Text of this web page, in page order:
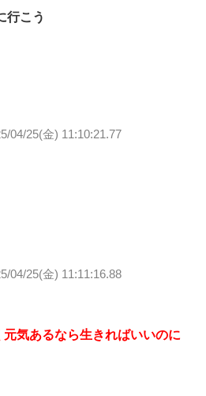
行こう
04/25(金) 11:10:21.77
04/25(金) 11:11:16.88
気あるなら生きればいいのに